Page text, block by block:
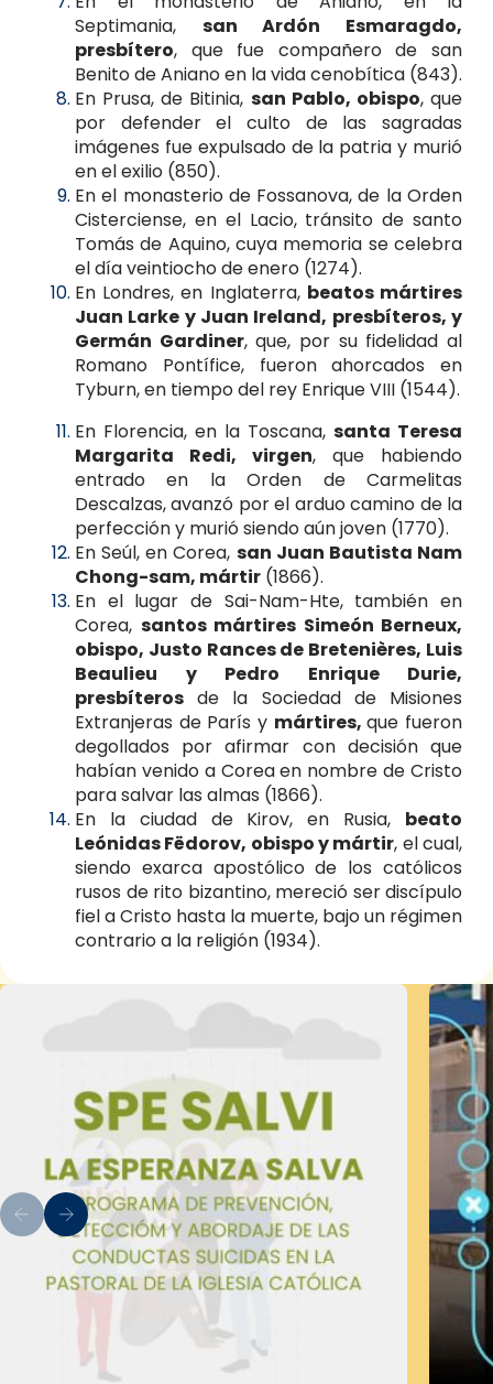
Septimania, san Ardón Esmaragdo,
presbítero, que fue compañero de san
Benito de Aniano en la vida cenobítica (843).
En Prusa, de Bitinia, san Pablo, obispo, que
por defender el culto de las sagradas
imágenes fue expulsado de la patria y murió
en el exilio (850).
En el monasterio de Fossanova, de la Orden
Cisterciense, en el Lacio, tránsito de santo
Tomás de Aquino, cuya memoria se celebra
el día veintiocho de enero (1274).
En Londres, en Inglaterra, beatos mártires
Juan Larke y Juan Ireland, presbíteros, y
Germán Gardiner, que, por su fidelidad al
Romano Pontífice, fueron ahorcados en
Tyburn, en tiempo del rey Enrique VIII (1544).
En Florencia, en la Toscana, santa Teresa
Margarita Redi, virgen, que habiendo
entrado en la Orden de Carmelitas
Descalzas, avanzó por el arduo camino de la
perfección y murió siendo aún joven (1770).
En Seúl, en Corea, san Juan Bautista Nam
Chong-sam, mártir (1866).
En el lugar de Sai-Nam-Hte, también en
Corea, santos mártires Simeón Berneux,
obispo, Justo Rances de Bretenières, Luis
Beaulieu y Pedro Enrique Durie,
presbíteros de la Sociedad de Misiones
Extranjeras de París y mártires,que fueron
degollados por afirmar con decisión que
habían venido a Corea en nombre de Cristo
para salvar las almas (1866).
En la ciudad de Kirov, en Rusia, beato
Leónidas Fëdorov, obispo y mártir, el cual,
siendo exarca apostólico de los católicos
rusos de rito bizantino, mereció ser discípulo
fiel a Cristo hasta la muerte, bajo un régimen
contrario a la religión (1934).